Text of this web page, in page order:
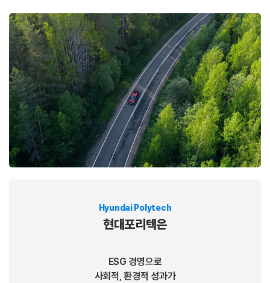
Hyundai Polytech
현대포리텍은
ESG 경영으로
사회적, 환경적 성과가